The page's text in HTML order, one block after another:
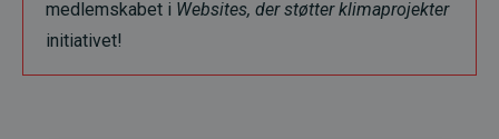
medlemskabet i Websites, der støtter klimaprojekter
initiativet!